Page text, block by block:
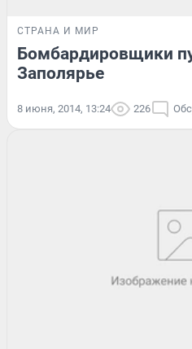
СТРАНА И МИР
Бомбардировщики
Заполярье
8 июня, 2014, 13:24 226